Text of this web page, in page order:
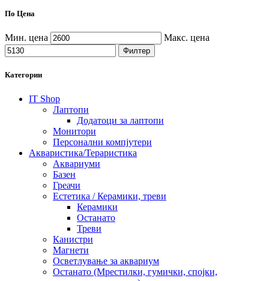
По Цена
Мин. цена Макс. цена
Филтер
Категории
IT Shop
Лаптопи
Додатоци за лаптопи
Монитори
Персонални компјутери
Акваристика/Тераристика
Аквариуми
Базен
Греачи
Естетика / Керамики, треви
Керамики
Останато
Треви
Канистри
Магнети
Осветлување за аквариум
Останато (Мрестилки, гумички, спојки,